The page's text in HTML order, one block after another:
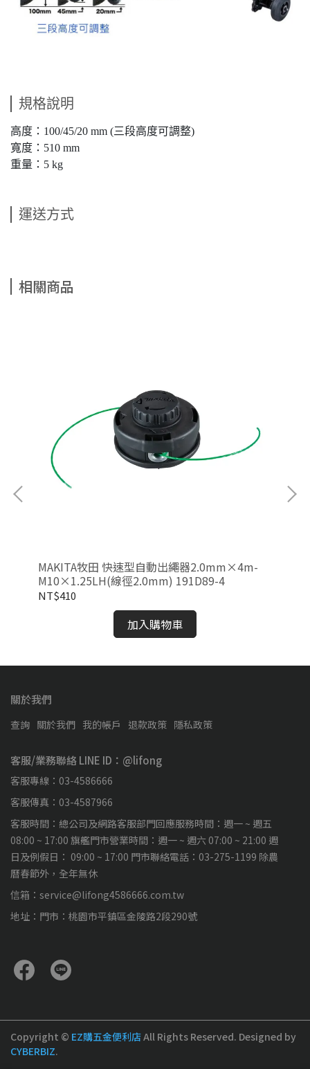
規格說明
高度：100/45/20 mm (三段高度可調整)
寬度：510 mm
重量：5 kg
運送方式
相關商品
MAKITA牧田 快速型自動出繩器2.0mm×4m-
M10×1.25LH(線徑2.0mm) 191D89-4
NT$410
加入購物車
關於我們
查詢 關於我們 我的帳戶 退款政策 隱私政策
客服/業務聯絡 LINE ID：@lifong
客服專線：03-4586666
客服傳真：03-4587966
客服時間：總公司及網路客服部門回應服務時間：週一 ~ 週五
08:00 ~ 17:00 旗艦門市營業時間：週一 ~ 週六 07:00 ~ 21:00 週
日及例假日： 09:00 ~ 17:00 門市聯絡電話：03-275-1199 除農
曆春節外，全年無休
信箱：service@lifong4586666.com.tw
地址：門市：桃園市平鎮區金陵路2段290號
Copyright © EZ購五金便利店All Rights Reserved. Designed by
CYBERBIZ.